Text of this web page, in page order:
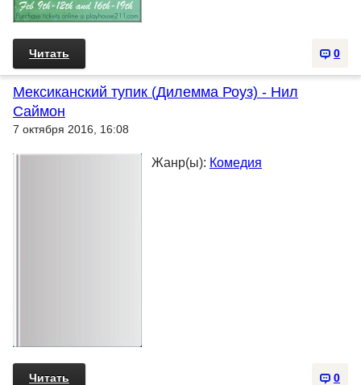
0
Читать
Мексиканский тупик (Дилемма Роуз) - Нил
Саймон
7 октября 2016, 16:08
Жанр(ы): Комедия
0
Читать